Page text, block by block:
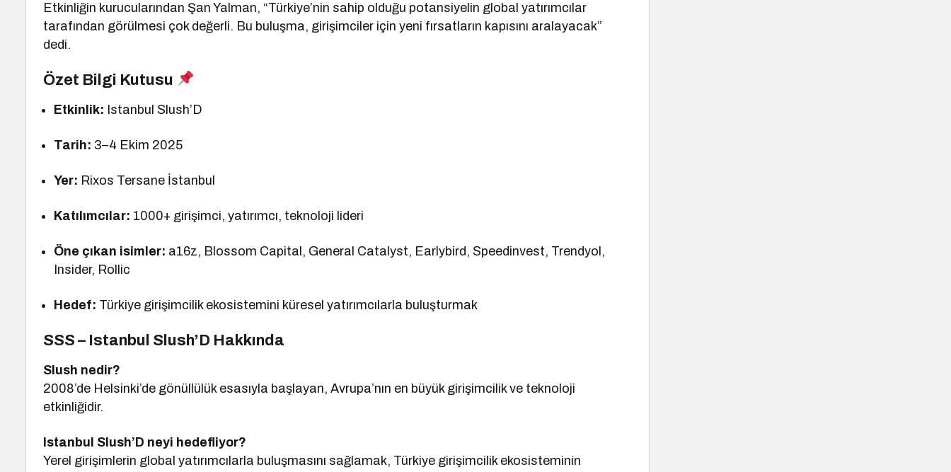
Etkinliğin kurucularından Şan Yalman, “Türkiye’nin sahip olduğu potansiyelin global yatırımcılar
tarafından görülmesi çok değerli. Bu buluşma, girişimciler için yeni fırsatların kapısını aralayacak”
dedi.
Özet Bilgi Kutusu
Etkinlik: Istanbul Slush’D
Tarih: 3–4 Ekim 2025
Yer: Rixos Tersane İstanbul
Katılımcılar: 1000+ girişimci, yatırımcı, teknoloji lideri
Öne çıkan isimler: a16z, Blossom Capital, General Catalyst, Earlybird, Speedinvest, Trendyol,
Insider, Rollic
Hedef: Türkiye girişimcilik ekosistemini küresel yatırımcılarla buluşturmak
SSS – Istanbul Slush’D Hakkında
Slush nedir?
2008’de Helsinki’de gönüllülük esasıyla başlayan, Avrupa’nın en büyük girişimcilik ve teknoloji
etkinliğidir.
Istanbul Slush’D neyi hedefliyor?
Yerel girişimlerin global yatırımcılarla buluşmasını sağlamak, Türkiye girişimcilik ekosisteminin